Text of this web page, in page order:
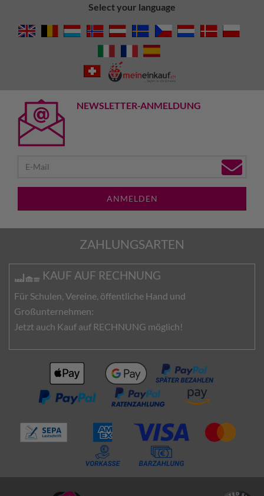
Select your language
NEWSLETTER-ANMELDUNG
ANMELDEN
ZAHLUNGSARTEN
KAUF AUF RECHNUNG
Für Schulen, Vereine, öffentliche Hand und
Großunternehmen:
Jetzt auch Kauf auf RECHNUNG möglich!